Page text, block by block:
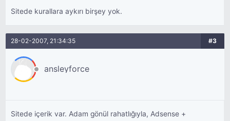
Sitede kurallara aykırı birşey yok.
28-02-2007, 21:34:35 #3
ansleyforce
Sitede içerik var. Adam gönül rahatlığıyla, Adsense +